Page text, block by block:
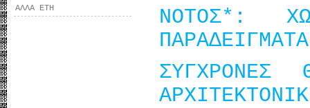
ΑΛΛΑ ΕΤΗ
ΝΟΤΟΣ*:
ΣΥΓΧΡΟΝΕΣ